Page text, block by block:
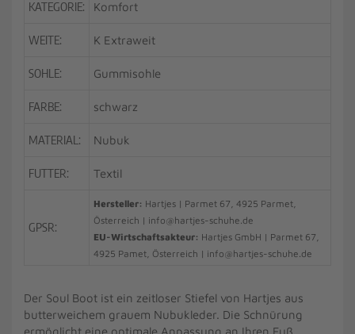
KATEGORIE: Komfort
WEITE: K Extraweit
SOHLE: Gummisohle
FARBE: schwarz
MATERIAL: Nubuk
FUTTER: Textil
GPSR:
Hersteller: Hartjes | Parmet 67, 4925 Parmet,
Österreich | info@hartjes-schuhe.de
EU-Wirtschaftsakteur: Hartjes GmbH | Parmet 67,
4925 Pamet, Österreich | info@hartjes-schuhe.de
Der Soul Boot ist ein zeitloser Stiefel von Hartjes aus
butterweichem grauem Nubukleder. Die Schnürung
ermöglicht eine optimale Anpassung an Ihren Fuß,